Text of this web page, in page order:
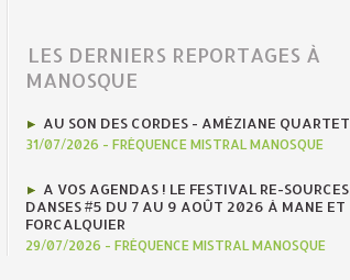
LES DERNIERS REPORTAGES À
MANOSQUE
AU SON DES CORDES - AMÉZIANE QUARTET
31/07/2026 - FRÉQUENCE MISTRAL MANOSQUE
A VOS AGENDAS ! LE FESTIVAL RE-SOURCES,
DANSES #5 DU 7 AU 9 AOÛT 2026 À MANE ET
FORCALQUIER
29/07/2026 - FRÉQUENCE MISTRAL MANOSQUE